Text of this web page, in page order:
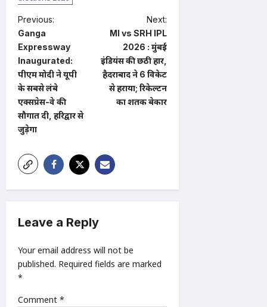
P
o
s
t
n
a
v
g
a
i
n
Previous:
Ganga
Expressway
Inaugurated:
पीएम मोदी ने यूपी
के सबसे लंबे
एक्सप्रेस-वे की
सौगात दी, हरिद्वार से
जुड़ेगा
Next:
MI vs SRH IPL
2026 : मुंबई
इंडियंस की छठी हार,
हैदराबाद ने 6 विकेट
से हराया; रिकेल्टन
का शतक बेकार
Leave a Reply
Your email address will not be
published. Required fields are marked
*
Comment *